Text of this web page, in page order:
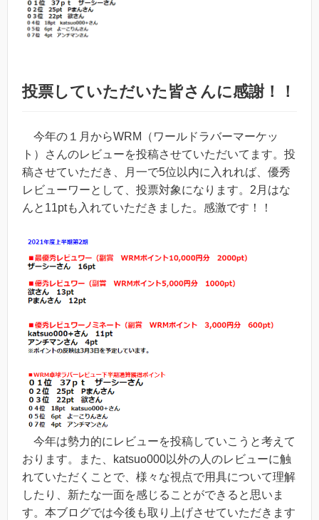
投票していただいた皆さんに感謝！！
今年の１月からWRM（ワールドラバーマーケッ
ト）さんのレビューを投稿させていただいてます。投
稿させていただき、月一で5位以内に入れれば、優秀
レビューワーとして、投票対象になります。2月はな
んと11ptも入れていただきました。感激です！！
今年は勢力的にレビューを投稿していこうと考えて
おります。また、katsuo000以外の人のレビューに触
れていただくことで、様々な視点で用具について理解
したり、新たな一面を感じることができると思いま
す。本ブログでは今後も取り上げさせていただきます